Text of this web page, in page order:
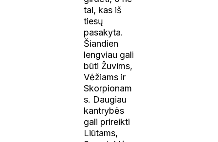
tai, kas iš
tiesų
pasakyta.
Šiandien
lengviau gali
būti Žuvims,
Vėžiams ir
Skorpionam
s. Daugiau
kantrybės
gali prireikti
Liūtams,